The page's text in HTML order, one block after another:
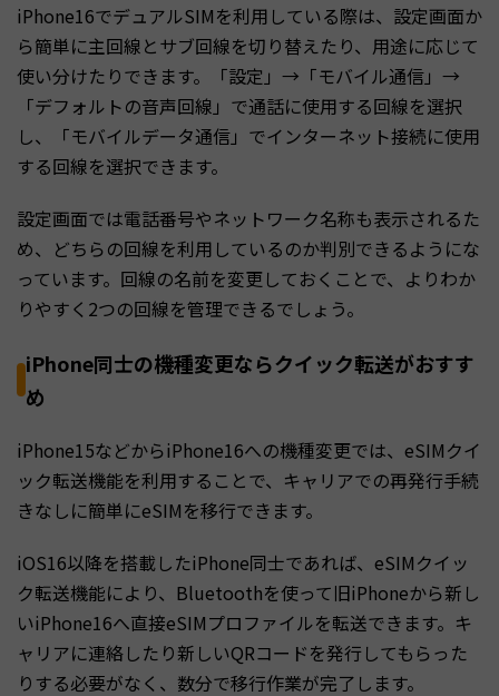
iPhone16でデュアルSIMを利用している際は、設定画面か
ら簡単に主回線とサブ回線を切り替えたり、用途に応じて
使い分けたりできます。「設定」→「モバイル通信」→
「デフォルトの音声回線」で通話に使用する回線を選択
し、「モバイルデータ通信」でインターネット接続に使用
する回線を選択できます。
設定画面では電話番号やネットワーク名称も表示されるた
め、どちらの回線を利用しているのか判別できるようにな
っています。回線の名前を変更しておくことで、よりわか
りやすく2つの回線を管理できるでしょう。
iPhone同士の機種変更ならクイック転送がおすす
め
iPhone15などからiPhone16への機種変更では、eSIMクイ
ック転送機能を利用することで、キャリアでの再発行手続
きなしに簡単にeSIMを移行できます。
iOS16以降を搭載したiPhone同士であれば、eSIMクイッ
ク転送機能により、Bluetoothを使って旧iPhoneから新し
いiPhone16へ直接eSIMプロファイルを転送できます。キ
ャリアに連絡したり新しいQRコードを発行してもらった
りする必要がなく、数分で移行作業が完了します。